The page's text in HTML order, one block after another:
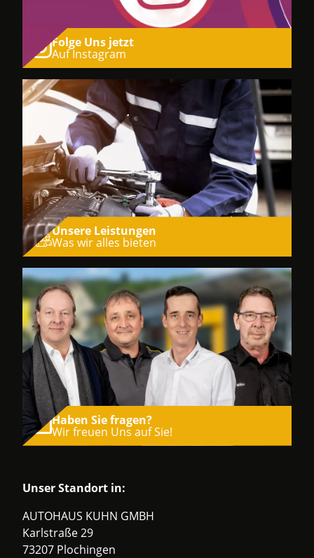
Folge Uns jetzt
Auf Instagram
Unsere Leistungen
Was wir alles bieten
Haben Sie fragen?
Wir freuen Uns auf Sie!
Unser Standort in:
AUTOHAUS KUHN GMBH
Karlstraße 29
73207 Plochingen